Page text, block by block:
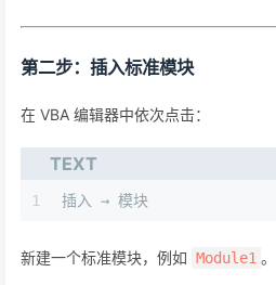
第二步：插入标准模块
在 VBA 编辑器中依次点击：
TEXT
1 插入 → 模块
新建一个标准模块，例如 Module1 。